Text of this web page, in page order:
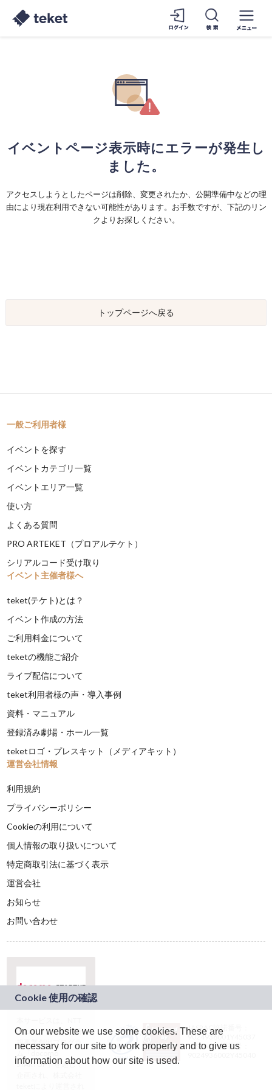
イベントページ表示時にエラーが発生し
ました。
アクセスしようとしたページは削除、変更されたか、公開準備中などの理
由により現在利用できない可能性があります。お手数ですが、下記のリン
クよりお探しください。
トップページへ戻る
一般ご利用者様
イベントを探す
イベントカテゴリ一覧
イベントエリア一覧
使い方
よくある質問
PRO ARTEKET（プロアルテケト）
シリアルコード受け取り
イベント主催者様へ
teket(テケト)とは？
イベント作成の方法
ご利用料金について
teketの機能ご紹介
ライブ配信について
teket利用者様の声・導入事例
資料・マニュアル
登録済み劇場・ホール一覧
teketロゴ・プレスキット（メディアキット）
運営会社情報
利用規約
プライバシーポリシー
Cookieの利用について
個人情報の取り扱いについて
特定商取引法に基づく表示
運営会社
お知らせ
お問い合わせ
ドコモグループの新
規事業創出プログラ
ム「docomo
STARTUP」を通じて
JASRAC許諾番号：
9024936001Y45037
JASRAC許諾番号：
On our website we use some cookies. These are
necessary for our site to work properly and to give us
information about how our site is used.